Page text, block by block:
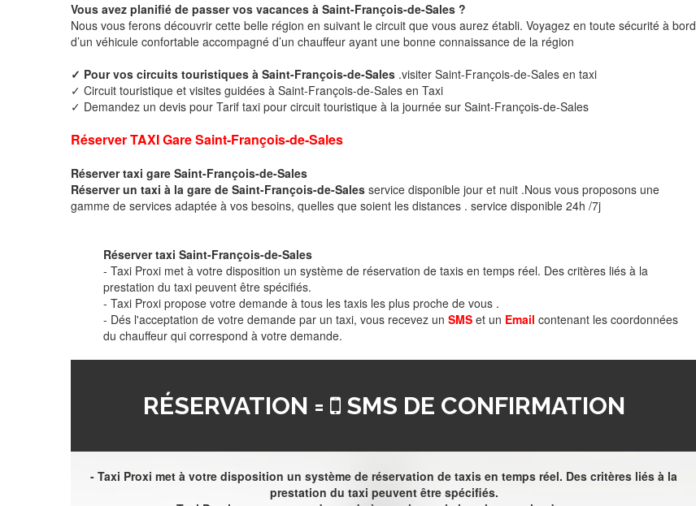
Vous avez planifié de passer vos vacances à Saint-François-de-Sales ?
Nous vous ferons découvrir cette belle région en suivant le circuit que vous aurez établi. Voyagez en toute sécurité à bord
d’un véhicule confortable accompagné d’un chauffeur ayant une bonne connaissance de la région
✓ Pour vos circuits touristiques à Saint-François-de-Sales .visiter Saint-François-de-Sales en taxi
✓ Circuit touristique et visites guidées à Saint-François-de-Sales en Taxi
✓ Demandez un devis pour Tarif taxi pour circuit touristique à la journée sur Saint-François-de-Sales
Réserver TAXI Gare Saint-François-de-Sales
Réserver taxi gare Saint-François-de-Sales
Réserver un taxi à la gare de Saint-François-de-Sales service disponible jour et nuit .Nous vous proposons une
gamme de services adaptée à vos besoins, quelles que soient les distances . service disponible 24h /7j
Réserver taxi Saint-François-de-Sales
- Taxi Proxi met à votre disposition un système de réservation de taxis en temps réel. Des critères liés à la
prestation du taxi peuvent être spécifiés.
- Taxi Proxi propose votre demande à tous les taxis les plus proche de vous .
- Dés l'acceptation de votre demande par un taxi, vous recevez un SMS et un Email contenant les coordonnées
du chauffeur qui correspond à votre demande.
RÉSERVATION = SMS DE CONFIRMATION
- Taxi Proxi met à votre disposition un système de réservation de taxis en temps réel. Des critères liés à la
prestation du taxi peuvent être spécifiés.